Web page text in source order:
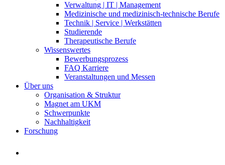
Verwaltung | IT | Management
Medizinische und medizinisch-technische Berufe
Technik | Service | Werkstätten
Studierende
Therapeutische Berufe
Wissenswertes
Bewerbungsprozess
FAQ Karriere
Veranstaltungen und Messen
Über uns
Organisation & Struktur
Magnet am UKM
Schwerpunkte
Nachhaltigkeit
Forschung